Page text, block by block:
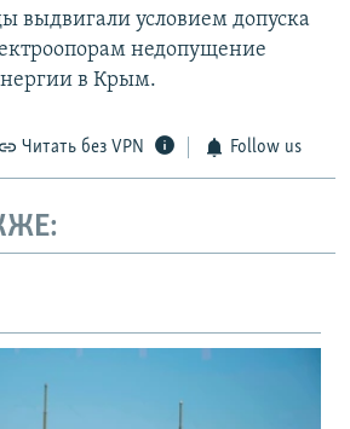
выдвигали условием допуска
недопущение
в Крым.
Читать без VPN Follow us